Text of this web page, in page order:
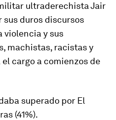
ultraderechista Jair
sus duros discursos
violencia y sus
machistas, racistas y
cargo a comienzos de
superado por El
(41%).